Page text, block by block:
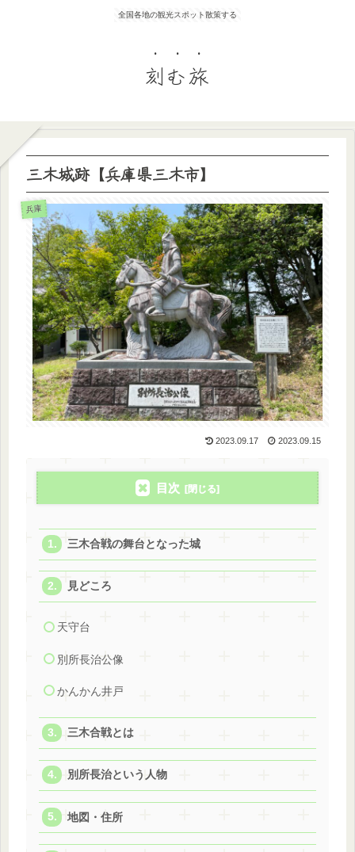
全国各地の観光スポット散策する
刻む旅
三木城跡【兵庫県三木市】
兵庫
2023.09.17 2023.09.15
目次
三木合戦の舞台となった城
見どころ
天守台
別所長治公像
かんかん井戸
三木合戦とは
別所長治という人物
地図・住所